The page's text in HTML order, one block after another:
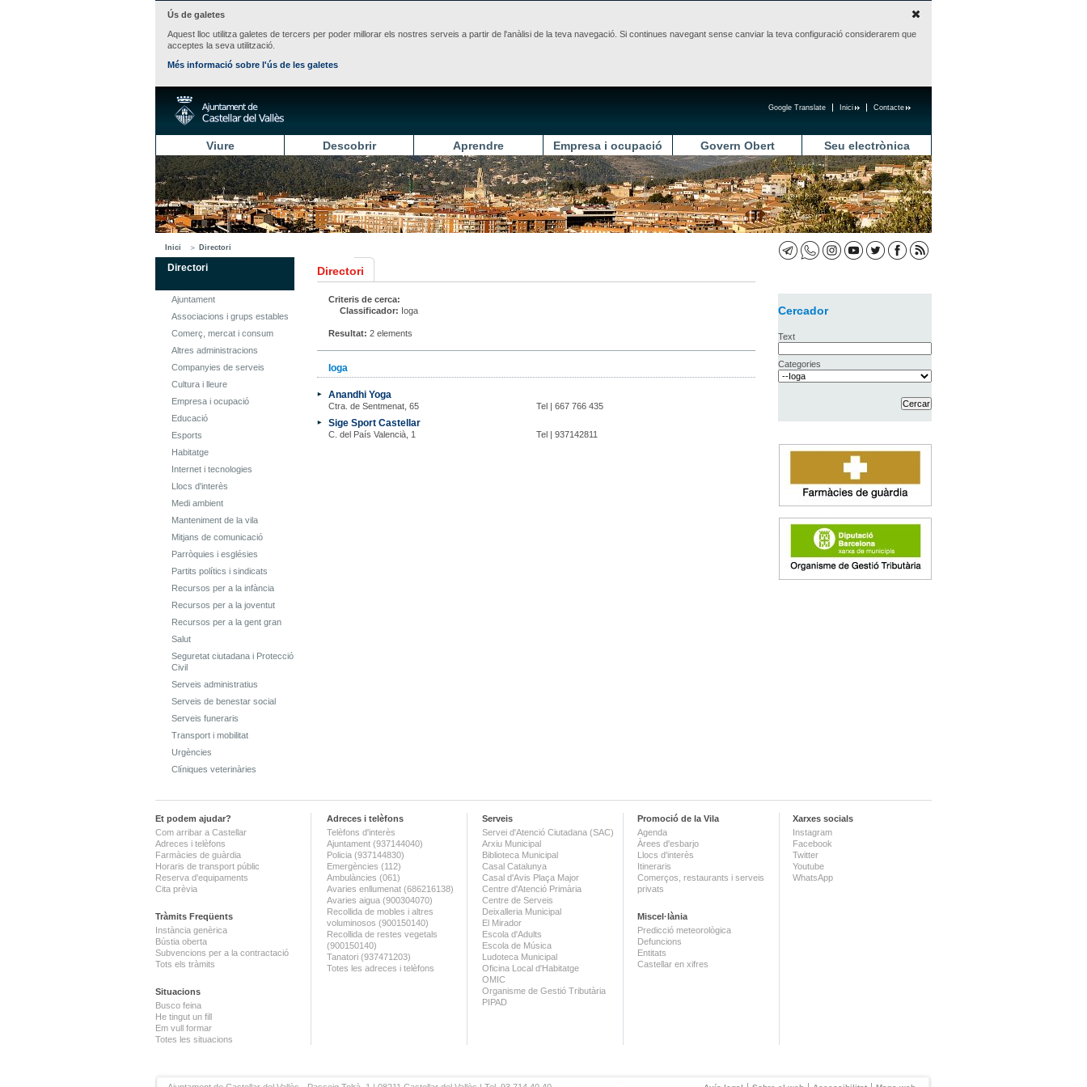
Ús de galetes
Aquest lloc utilitza galetes de tercers per poder millorar els nostres serveis a partir de l'anàlisi de la teva navegació. Si continues navegant sense canviar la teva configuració considerarem que
acceptes la seva utilització.
Més informació sobre l'ús de les galetes
Contacte
Inici
Google Translate
Viure Descobrir Aprendre Empresa i ocupació Govern Obert Seu electrònica
Inici Directori
Directori
Ajuntament
Associacions i grups estables
Comerç, mercat i consum
Altres administracions
Companyies de serveis
Cultura i lleure
Empresa i ocupació
Educació
Esports
Habitatge
Internet i tecnologies
Llocs d'interès
Medi ambient
Manteniment de la vila
Mitjans de comunicació
Parròquies i esglésies
Partits polítics i sindicats
Recursos per a la infància
Recursos per a la joventut
Recursos per a la gent gran
Salut
Seguretat ciutadana i Protecció
Civil
Serveis administratius
Serveis de benestar social
Serveis funeraris
Transport i mobilitat
Urgències
Clíniques veterinàries
Directori
Criteris de cerca:
Classificador: Ioga
Resultat: 2 elements
Ioga
Anandhi Yoga
Ctra. de Sentmenat, 65 Tel | 667 766 435
Sige Sport Castellar
C. del País Valencià, 1 Tel | 937142811
Cercador
Text
Categories
Et podem ajudar?
Com arribar a Castellar
Adreces i telèfons
Farmàcies de guàrdia
Horaris de transport públic
Reserva d'equipaments
Cita prèvia
Tràmits Freqüents
Instància genèrica
Bústia oberta
Subvencions per a la contractació
Tots els tràmits
Situacions
Busco feina
He tingut un fill
Em vull formar
Totes les situacions
Adreces i telèfons
Telèfons d'interès
Ajuntament (937144040)
Policia (937144830)
Emergències (112)
Ambulàncies (061)
Avaries enllumenat (686216138)
Avaries aigua (900304070)
Recollida de mobles i altres
voluminosos (900150140)
Recollida de restes vegetals
(900150140)
Tanatori (937471203)
Totes les adreces i telèfons
Serveis
Servei d'Atenció Ciutadana (SAC)
Arxiu Municipal
Biblioteca Municipal
Casal Catalunya
Casal d'Avis Plaça Major
Centre d'Atenció Primària
Centre de Serveis
Deixalleria Municipal
El Mirador
Escola d'Adults
Escola de Música
Ludoteca Municipal
Oficina Local d'Habitatge
OMIC
Organisme de Gestió Tributària
PIPAD
Promoció de la Vila
Agenda
Àrees d'esbarjo
Llocs d'interès
Itineraris
Comerços, restaurants i serveis
privats
Miscel·lània
Predicció meteorològica
Defuncions
Entitats
Castellar en xifres
Xarxes socials
Instagram
Facebook
Twitter
Youtube
WhatsApp